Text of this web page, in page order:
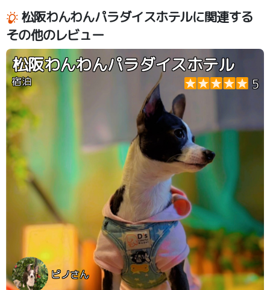
松阪わんわんパラダイスホテルに関連する
その他のレビュー
松阪わんわんパラダイスホテル
宿泊 5
ピノさん